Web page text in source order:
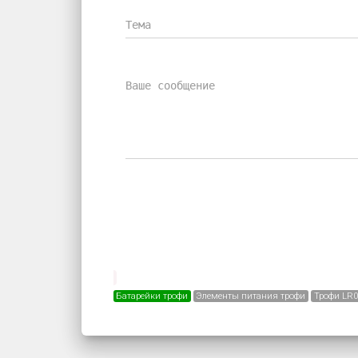
Батарейки трофи Элементы питания трофи Трофи